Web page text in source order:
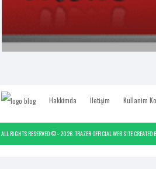
Hakkimda İletişim Kullanim
ALL RIGHTS RESERVED © - 2026.TRAZER OFFICIAL WEB SITECREATED